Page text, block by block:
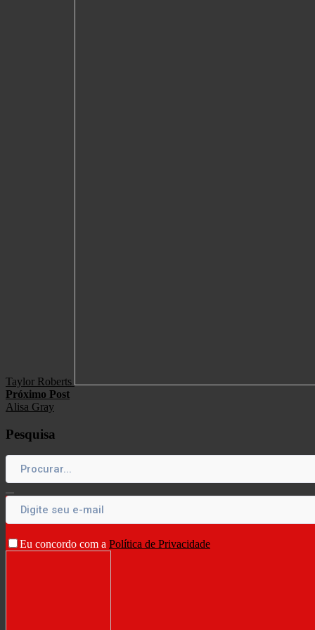
Taylor Roberts
Próximo Post
Alisa Gray
Pesquisa
Eu concordo com a Política de Privacidade